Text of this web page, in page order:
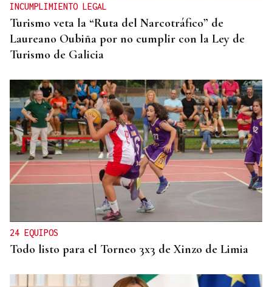
INCUMPLIMIENTO LEGAL
Turismo veta la “Ruta del Narcotráfico” de
Laureano Oubiña por no cumplir con la Ley de
Turismo de Galicia
24 EQUIPOS
Todo listo para el Torneo 3x3 de Xinzo de Limia